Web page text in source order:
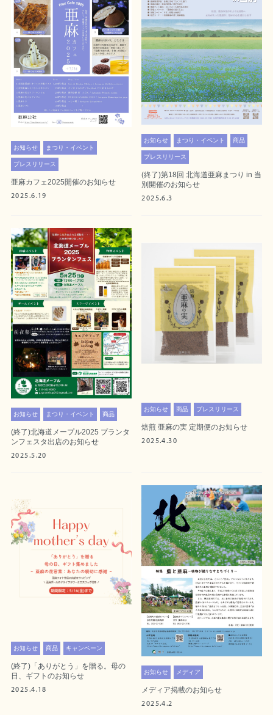
お知らせ まつり・イベント
プレスリリース
亜麻カフェ2025開催のお知らせ
2025.6.19
お知らせ まつり・イベント 商品
プレスリリース
(終了)第18回 北海道亜麻まつり in 当
別開催のお知らせ
2025.6.3
お知らせ まつり・イベント 商品
(終了)北海道メープル2025 プランタ
ンフェスタ出店のお知らせ
2025.5.20
お知らせ 商品 プレスリリース
焙煎 亜麻の実 定期便のお知らせ
2025.4.30
お知らせ 商品 キャンペーン
(終了)「ありがとう」を贈る。母の
日、ギフトのお知らせ
2025.4.18
お知らせ メディア
メディア掲載のお知らせ
2025.4.2